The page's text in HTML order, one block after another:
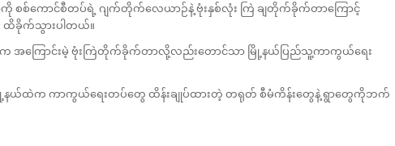
ာကို စစ်ကောင်စီတပ်ရဲ့ ဂျက်တိုက်လေယာဉ်နဲ့ ဗုံးနှစ်လုံး ကြဲ ချတိုက်ခိုက်တာကြောင့်
ထိခိုက်သွားပါတယ်။
အကြောင်းမဲ့ ဗုံးကြဲတိုက်ခိုက်တာလို့လည်းတောင်သာ မြို့နယ်ပြည်သူ့ကာကွယ်ရေး
မြို့နယ်ထဲက ကာကွယ်ရေးတပ်တွေ ထိန်းချုပ်ထားတဲ့ တရုတ် စီမံကိန်းတွေနဲ့ ရွာတွေကိုဘက်